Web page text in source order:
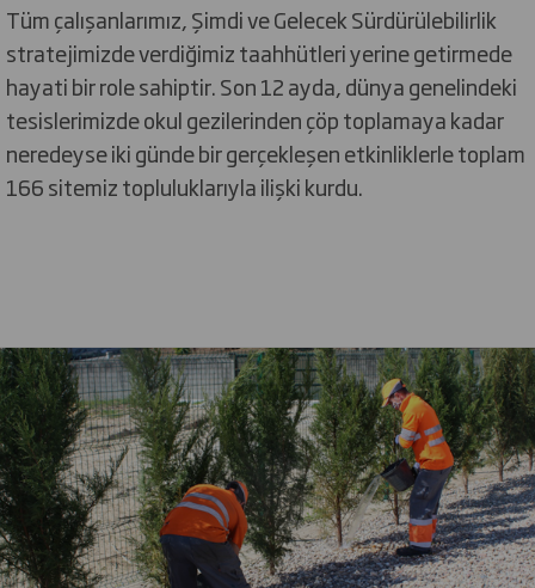
Tüm çalışanlarımız, Şimdi ve Gelecek Sürdürülebilirlik
stratejimizde verdiğimiz taahhütleri yerine getirmede
hayati bir role sahiptir. Son 12 ayda, dünya genelindeki
tesislerimizde okul gezilerinden çöp toplamaya kadar
neredeyse iki günde bir gerçekleşen etkinliklerle toplam
166 sitemiz topluluklarıyla ilişki kurdu.